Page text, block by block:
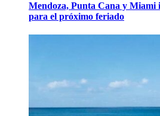
Mendoza, Punta Cana y Miami
para el próximo feriado